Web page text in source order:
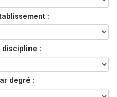
:
discipline :
degré :